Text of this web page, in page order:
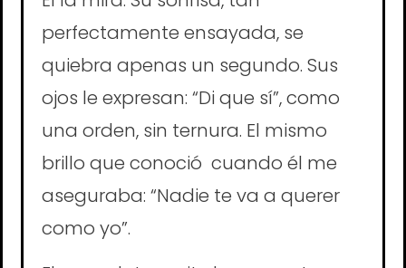
perfectamente ensayada, se
quiebra apenas un segundo. Sus
ojos le expresan: “Di que sí”, como
una orden, sin ternura. El mismo
brillo que conoció cuando él me
aseguraba: “Nadie te va a querer
como yo”.